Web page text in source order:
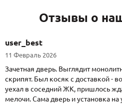
Отзывы о
user_best
11 Февраль 2026
Зачетная дверь. Выглядит
скрипят. Был косяк с доставкой -
уехал в соседний ЖК, пришлось
мелочи. Сама дверь и установка